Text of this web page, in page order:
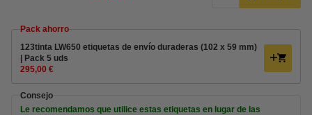
Pack ahorro
123tinta LW650 etiquetas de envío duraderas (102 x 59 mm)
| Pack 5 uds
295,00 €
Consejo
Le recomendamos que utilice estas etiquetas en lugar de las